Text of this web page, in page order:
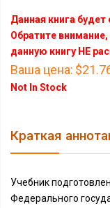
Данная книга будет
Обратите
данную книгу НЕ
Ваша цена:
Not In Stock
Краткая
Учебник
Федерального